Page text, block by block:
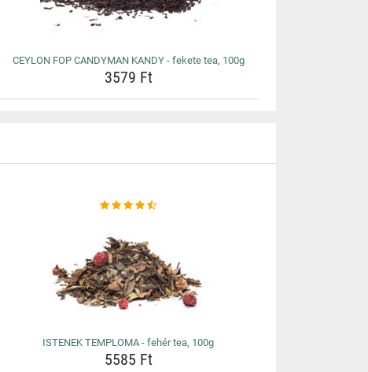
CEYLON FOP CANDYMAN KANDY - fekete tea, 100g
3579 Ft
ISTENEK TEMPLOMA - fehér tea, 100g
5585 Ft